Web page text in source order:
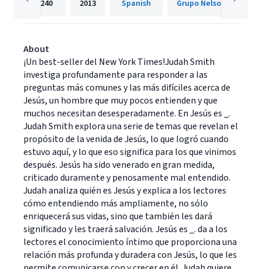
240 2013 Spanish Grupo Nelson
About
¡Un best-seller del New York Times!Judah Smith
investiga profundamente para responder a las
preguntas más comunes y las más difíciles acerca de
Jesús, un hombre que muy pocos entienden y que
muchos necesitan desesperadamente. En Jesús es _.
Judah Smith explora una serie de temas que revelan el
propósito de la venida de Jesús, lo que logró cuando
estuvo aquí, y lo que eso significa para los que vinimos
después. Jesús ha sido venerado en gran medida,
criticado duramente y penosamente mal entendido.
Judah analiza quién es Jesús y explica a los lectores
cómo entendiendo más ampliamente, no sólo
enriquecerá sus vidas, sino que también les dará
significado y les traerá salvación. Jesús es _. da a los
lectores el conocimiento íntimo que proporciona una
relación más profunda y duradera con Jesús, lo que les